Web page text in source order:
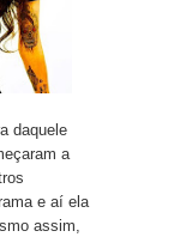
daquele
a
e aí ela
assim,